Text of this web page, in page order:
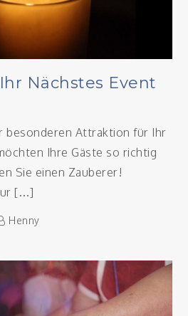
Nächstes Event
besonderen Attraktion für Ihr
Ihre Gäste so richtig
Sie einen Zauberer!
[…]
Henny